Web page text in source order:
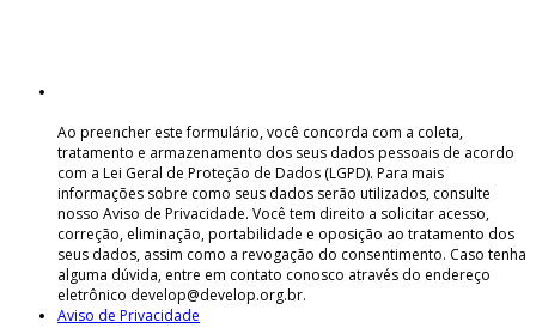
Ao preencher este formulário, você concorda com a coleta,
tratamento e armazenamento dos seus dados pessoais de acordo
com a Lei Geral de Proteção de Dados (LGPD). Para mais
informações sobre como seus dados serão utilizados, consulte
nosso Aviso de Privacidade. Você tem direito a solicitar acesso,
correção, eliminação, portabilidade e oposição ao tratamento dos
seus dados, assim como a revogação do consentimento. Caso tenha
alguma dúvida, entre em contato conosco através do endereço
eletrônico develop@develop.org.br.
Aviso de Privacidade